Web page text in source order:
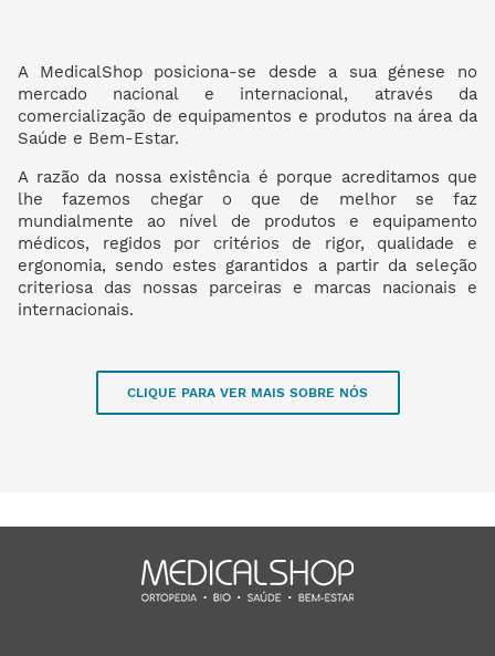
A MedicalShop posiciona-se desde a sua génese no
mercado nacional e internacional, através da
comercialização de equipamentos e produtos na área da
Saúde e Bem-Estar.
A razão da nossa existência é porque acreditamos que
lhe fazemos chegar o que de melhor se faz
mundialmente ao nível de produtos e equipamento
médicos, regidos por critérios de rigor, qualidade e
ergonomia, sendo estes garantidos a partir da seleção
criteriosa das nossas parceiras e marcas nacionais e
internacionais.
CLIQUE PARA VER MAIS SOBRE NÓS